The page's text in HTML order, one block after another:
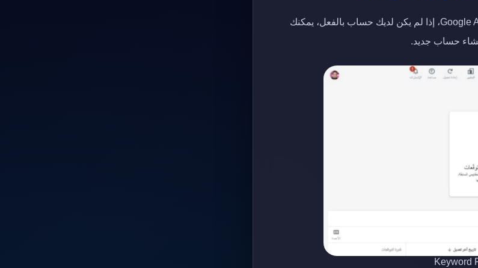
للوصول إلى أداة Keyword Planner، يجب أن يكون لديك حساب على Google Ads، إذا لم يكن لديك حساب بالفعل، يمكنك